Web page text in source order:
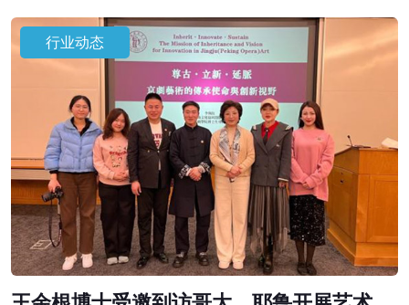
和平的美学思想融于一堂，为全球学界、艺术界同仁呈现了
一场跨越边界的艺术盛宴。
行业动态